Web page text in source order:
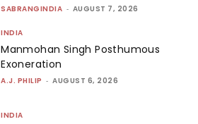
SABRANGINDIA - AUGUST 7, 2026
INDIA
Manmohan Singh Posthumous
Exoneration
A.J. PHILIP - AUGUST 6, 2026
INDIA